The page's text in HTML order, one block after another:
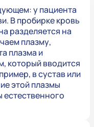
у пациента
В пробирке кровь
разделяется на
плазму,
плазма и
который вводится
в сустав или
этой плазмы
естественного